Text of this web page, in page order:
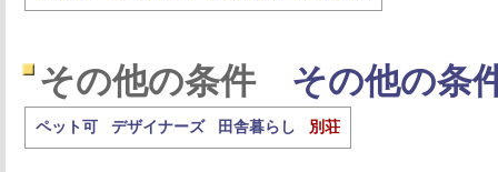
その他の条件 その他の条
ペット可 デザイナーズ 田舎暮らし 別荘